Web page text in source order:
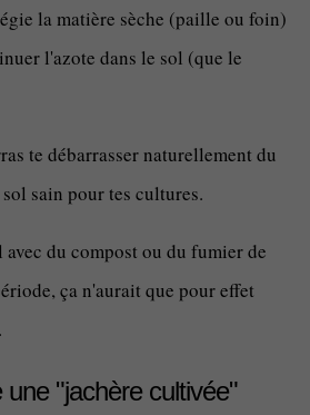
la matière sèche (paille ou foin)
l'azote dans le sol (que le
te débarrasser naturellement du
sain pour tes cultures.
du compost ou du fumier de
ça n'aurait que pour effet
une "jachère cultivée"